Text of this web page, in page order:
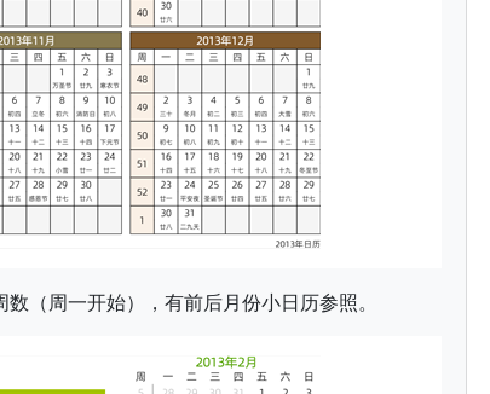
（周一开始），有前后月份小日历参照。